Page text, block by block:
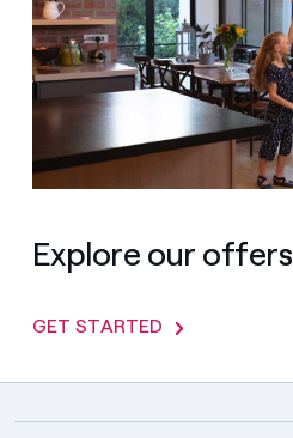
Explore our offers
GET STARTED